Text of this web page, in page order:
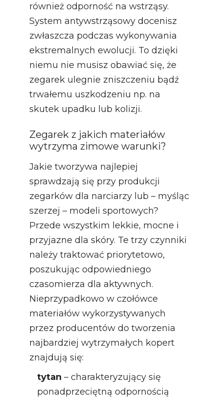
również odporność na wstrząsy.
System antywstrząsowy docenisz
zwłaszcza podczas wykonywania
ekstremalnych ewolucji. To dzięki
niemu nie musisz obawiać się, że
zegarek ulegnie zniszczeniu bądź
trwałemu uszkodzeniu np. na
skutek upadku lub kolizji.
Zegarek z jakich materiałów
wytrzyma zimowe warunki?
Jakie tworzywa najlepiej
sprawdzają się przy produkcji
zegarków dla narciarzy lub – myśląc
szerzej – modeli sportowych?
Przede wszystkim lekkie, mocne i
przyjazne dla skóry. Te trzy czynniki
należy traktować priorytetowo,
poszukując odpowiedniego
czasomierza dla aktywnych.
Nieprzypadkowo w czołówce
materiałów wykorzystywanych
przez producentów do tworzenia
najbardziej wytrzymałych kopert
znajdują się:
tytan – charakteryzujący się
ponadprzeciętną odpornością